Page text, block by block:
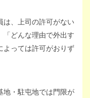
は、上司の許可がない
「どんな理由で外出す
よっては許可がおりず
地・駐屯地では門限が